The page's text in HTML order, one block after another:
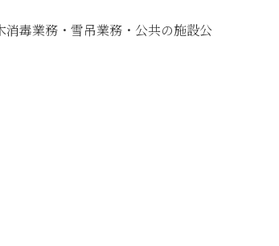
毒業務・雪吊業務・公共の施設公